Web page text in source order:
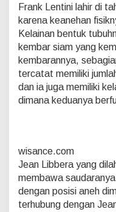
Frank Lentini lahir di
karena keanehan
Kelainan bentuk
kembar siam yang
kembarannya,
tercatat memiliki
dan ia juga memiliki
dimana keduanya
wisance.com
Jean Libbera yang
membawa
dengan posisi aneh
terhubung dengan